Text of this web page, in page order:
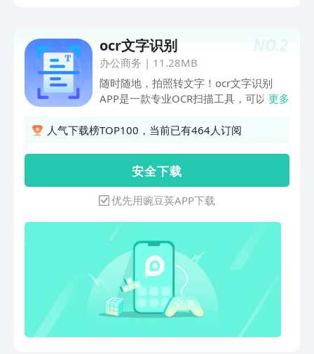
NO.2
ocr文字识别
办公商务 | 11.28MB
随时随地，拍照转文字！ocr文字识别
APP是一款专业OCR扫描工具，可以帮助
其中的文字。无论是阅读学习、工作、生
采用前沿的OCR识别技术，自动识别提取
图片上的文字，识别精度高，还可以复
制、保存或分享识别结果 -识别结果的图
片和文字支持一键转换为PDF文件，方便
文件管理，极大的提高了办公和学习效率
更多文字识别功能，等你来发现！
更多
人气下载榜TOP100，当前已有464人订阅
安 全 下 载
优先用豌豆荚APP下载